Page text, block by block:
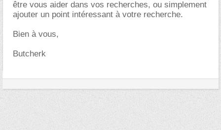
être vous aider dans vos recherches, ou simplement
ajouter un point intéressant à votre recherche.
Bien à vous,
Butcherk